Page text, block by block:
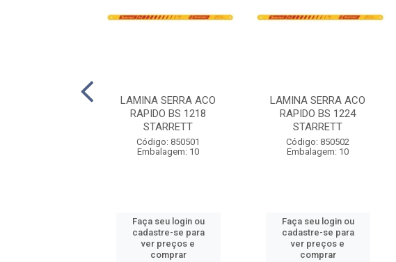
LAMINA SERRA ACO
RAPIDO BS 1218
STARRETT
Código: 850501
Embalagem: 10
Faça seu login ou
cadastre-se para
ver preços e
comprar
LAMINA SERRA ACO
RAPIDO BS 1224
STARRETT
Código: 850502
Embalagem: 10
Faça seu login ou
cadastre-se para
ver preços e
comprar